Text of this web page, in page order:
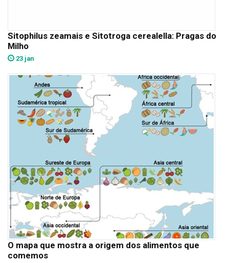
Sitophilus zeamais e Sitotroga cerealella: Pragas do
Milho
23 jan
O mapa que mostra a origem dos alimentos que
comemos